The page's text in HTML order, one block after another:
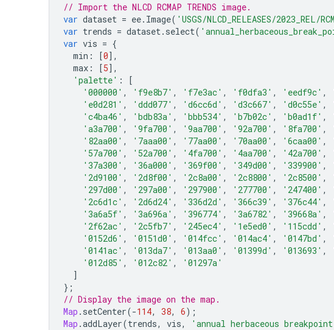
// Import the NLCD RCMAP TRENDS image.
var dataset = ee. Image( 'USGS/NLCD_RELEASES/2023_REL/
var trends = dataset. select(
var vis = {
min : [0],
max : [5],
'palette' :
[
'000000' , 'f9e8b7' , 'f7e3ac' , 'f0dfa3' , 'eedf9c' ,
'e0d281' , 'ddd077' , 'd6cc6d' , 'd3c667' , 'd0c55e' ,
'c4ba46' , 'bdb83a' , 'bbb534' , 'b7b02c' , 'b0ad1f' ,
'a3a700' , '9fa700' , '9aa700' , '92a700' , '8fa700' ,
'82aa00' , '7aaa00' , '77aa00' , '70aa00' , '6caa00' ,
'57a700' , '52a700' , '4fa700' , '4aa700' , '42a700' ,
'37a300' , '36a000' , '369f00' , '349d00' , '339900' ,
'2d9100' , '2d8f00' , '2c8a00' , '2c8800' , '2c8500' ,
'297d00' , '297a00' , '297900' , '277700' , '247400' ,
'2c6d1c' , '2d6d24' , '336d2d' , '366c39' , '376c44' ,
'3a6a5f' , '3a696a' , '396774' , '3a6782' , '39668a' ,
'2f62ac' , '2c5fb7' , '245ec4' , '1e5ed0' , '115cdd' ,
'0152d6' , '0151d0' , '014fcc' , '014ac4' , '0147bd' ,
'0141ac' , '013da7' , '013aa0' , '01399d' , '013693' ,
'012d85' , '012c82' ,
'01297a'
]
};
// Display the image on the map.
Map . setCenter(-114, 38, 6);
Map .addLayer(trends, vis, 'annual herbaceous